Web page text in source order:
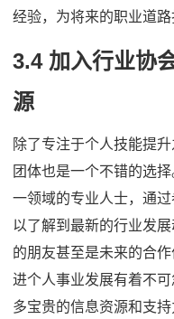
经验，为将来的职业道路
3.4 加入行业协
源
除了专注于个人技能提
团体也是一个不错的选
一领域的专业人士，通
以了解到最新的行业发
的朋友甚至是未来的合
进个人事业发展有着不
多宝贵的信息资源和支持